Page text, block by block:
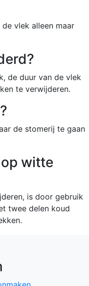
vlek alleen maar
de duur van de vlek
te verwijderen.
de stomerij te gaan
witte
is door gebruik
twee delen koud